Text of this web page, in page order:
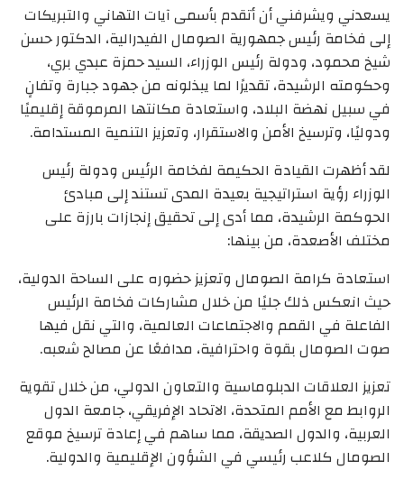
يسعدني ويشرفني أن أتقدم بأسمى آيات التهاني والتبريكات
إلى فخامة رئيس جمهورية الصومال الفيدرالية، الدكتور حسن
شيخ محمود، ودولة رئيس الوزراء، السيد حمزة عبدي بري،
وحكومته الرشيدة، تقديرًا لما يبذلونه من جهود جبارة وتفانٍ
في سبيل نهضة البلاد، واستعادة مكانتها المرموقة إقليميًا
ودوليًا، وترسيخ الأمن والاستقرار، وتعزيز التنمية المستدامة.
لقد أظهرت القيادة الحكيمة لفخامة الرئيس ودولة رئيس
الوزراء رؤية استراتيجية بعيدة المدى تستند إلى مبادئ
الحوكمة الرشيدة، مما أدى إلى تحقيق إنجازات بارزة على
مختلف الأصعدة، من بينها:
استعادة كرامة الصومال وتعزيز حضوره على الساحة الدولية،
حيث انعكس ذلك جليًا من خلال مشاركات فخامة الرئيس
الفاعلة في القمم والاجتماعات العالمية، والتي نقل فيها
صوت الصومال بقوة واحترافية، مدافعًا عن مصالح شعبه.
تعزيز العلاقات الدبلوماسية والتعاون الدولي، من خلال تقوية
الروابط مع الأمم المتحدة، الاتحاد الإفريقي، جامعة الدول
العربية، والدول الصديقة، مما ساهم في إعادة ترسيخ موقع
الصومال كلاعب رئيسي في الشؤون الإقليمية والدولية.